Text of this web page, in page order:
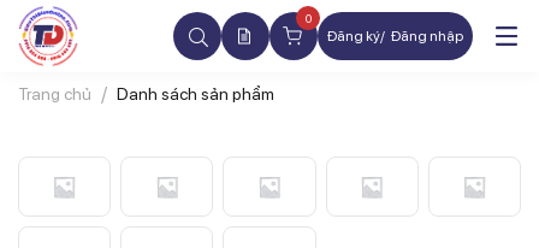
0
Đăng ký Đăng nhập
Trang chủ Danh sách sản phẩm